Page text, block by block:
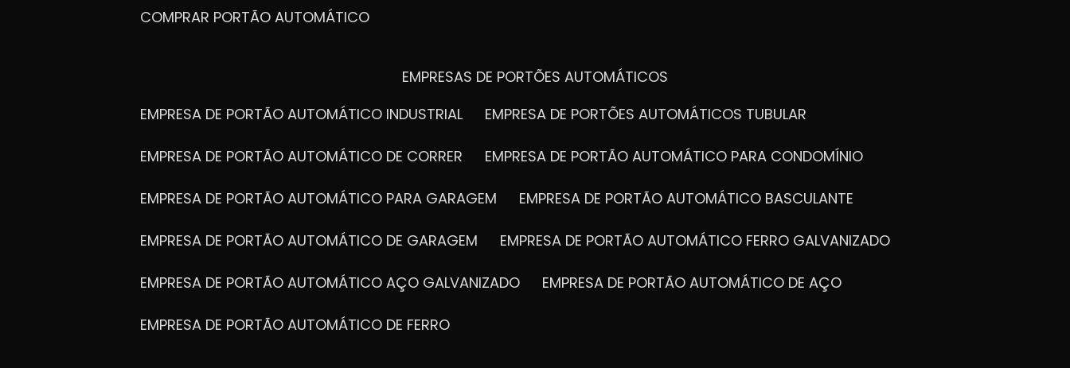
COMPRAR PORTÃO AUTOMÁTICO
EMPRESAS DE PORTÕES AUTOMÁTICOS
EMPRESA DE PORTÃO AUTOMÁTICO INDUSTRIAL
EMPRESA DE PORTÕES AUTOMÁTICOS TUBULAR
EMPRESA DE PORTÃO AUTOMÁTICO DE CORRER EMPRESA DE PORTÃO AUTOMÁTICO PARA CONDOMÍNIO
EMPRESA DE PORTÃO AUTOMÁTICO PARA GARAGEM EMPRESA DE PORTÃO AUTOMÁTICO BASCULANTE
EMPRESA DE PORTÃO AUTOMÁTICO DE GARAGEM EMPRESA DE PORTÃO AUTOMÁTICO FERRO GALVANIZADO
EMPRESA DE PORTÃO AUTOMÁTICO AÇO GALVANIZADO EMPRESA DE PORTÃO AUTOMÁTICO DE AÇO
EMPRESA DE PORTÃO AUTOMÁTICO DE FERRO